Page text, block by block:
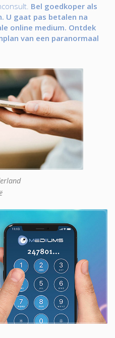
Bel goedkoper als
U gaat pas betalen na
online medium. Ontdek
van een paranormaal